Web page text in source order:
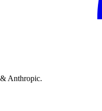
Anthropic.